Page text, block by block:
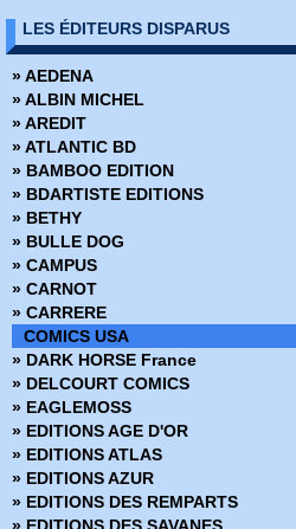
» Les Tortues Ninja - L'origine
» Les Tortues Ninja - La rivière
» Lobo
» Mechanics
» Oh pardon !
» Planètes pas nettes
Punisher
» Rocketeer
» Sang pour sang
» Sexe et amour
» Spider-Man - la fureur à mille têtes
» Super Héros
» Temps déchiré
» USA Magazine
» Vic et Blood
» Voyage au coeur de la tempête
LES ÉDITEURS DISPARUS
» AEDENA
» ALBIN MICHEL
» AREDIT
» ATLANTIC BD
» BAMBOO EDITION
» BDARTISTE EDITIONS
» BETHY
» BULLE DOG
» CAMPUS
» CARNOT
» CARRERE
COMICS USA
» DARK HORSE France
» DELCOURT COMICS
» EAGLEMOSS
» EDITIONS AGE D'OR
» EDITIONS ATLAS
» EDITIONS AZUR
» EDITIONS DES REMPARTS
» EDITIONS DES SAVANES